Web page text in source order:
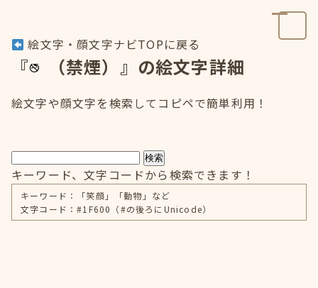
絵文字・顔文字ナビTOPに戻る
『 （禁煙）』の絵文字詳細
絵文字や顔文字を検索してコピペで簡単利用！
検索
キーワード、文字コードから検索できます！
キーワード：「笑顔」「動物」など
文字コード：#1F600（#の後ろにUnicode）